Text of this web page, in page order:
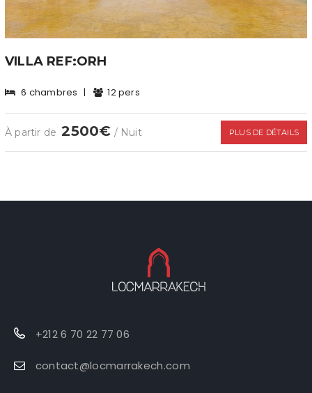
VILLA REF:ORH
6 chambres | 12 pers
À partir de 2500€ / Nuit PLUS DE DÉTAILS
+212 6 70 22 77 06
contact@locmarrakech.com